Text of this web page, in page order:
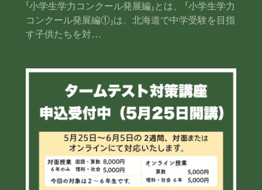
「小学生学力コンクール発展編」とは、 「小学生学力
コンクール発展編①」は、北海道で中学受験を目指
す子供たちを対…